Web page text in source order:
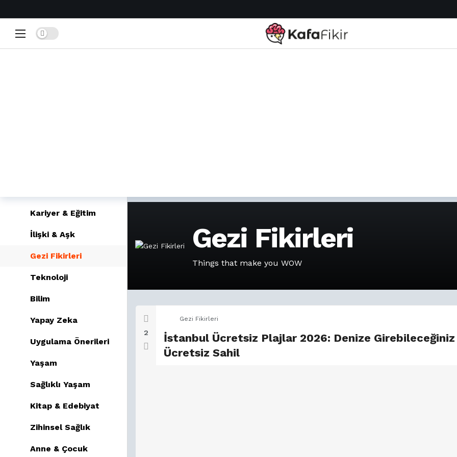
Dark mode
Gezi Fikirleri
Things that make you WOW
2
Gezi Fikirleri
İstanbul Ücretsiz Plajlar 2026: Denize Girebileceğiniz
Ücretsiz Sahil
Home
Popüler
Kariyer & Eğitim
İlişki & Aşk
Gezi Fikirleri
Teknoloji
Bilim
Yapay Zeka
Uygulama Önerileri
Yaşam
Sağlıklı Yaşam
Kitap & Edebiyat
Zihinsel Sağlık
Anne & Çocuk